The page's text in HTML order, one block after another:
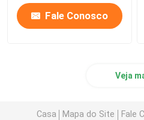
Fale Conosco
Veja
Casa Mapa do Site Fale